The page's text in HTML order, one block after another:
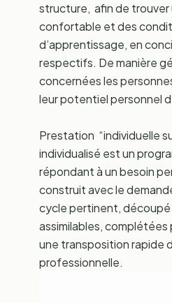
structure, afin de trouver
confortable et des
d’apprentissage, en
respectifs. De manière
concernées les
leur potentiel personnel
Prestation “individuelle
individualisé est un
répondant à un besoin
construit avec le
cycle pertinent,
assimilables, complétées
une transposition rapide
professionnelle.